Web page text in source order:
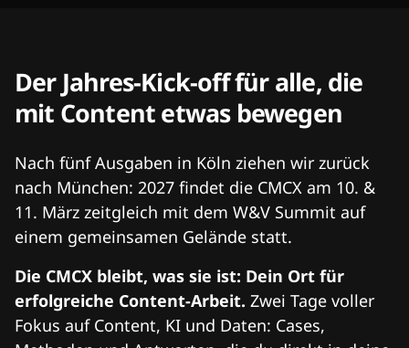
Der Jahres-Kick-off für alle, die
mit Content etwas bewegen
Nach fünf Ausgaben in Köln ziehen wir zurück
nach München: 2027 findet die CMCX am 10. &
11. März zeitgleich mit dem W&V Summit auf
einem gemeinsamen Gelände statt.
Die CMCX bleibt, was sie ist: Dein Ort für
erfolgreiche Content-Arbeit. Zwei Tage voller
Fokus auf Content, KI und Daten: Cases,